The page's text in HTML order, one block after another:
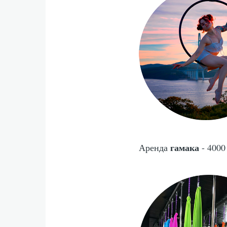
Арендагамака-